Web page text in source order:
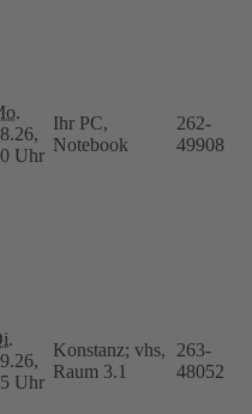
Uhr
Ihr PC,
Notebook
262-
49908
Uhr
Konstanz; vhs,
Raum 3.1
263-
48052